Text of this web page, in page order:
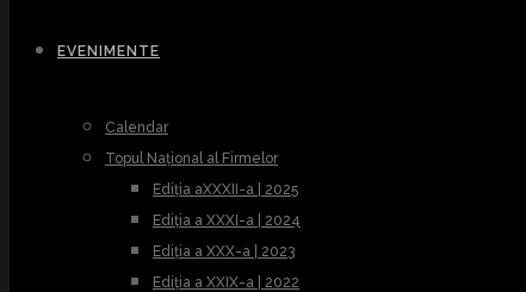
EVENIMENTE
Calendar
Topul Național al Firmelor
Ediția aXXXII-a | 2025
Ediția a XXXI-a | 2024
Ediția a XXX-a | 2023
Ediția a XXIX-a | 2022